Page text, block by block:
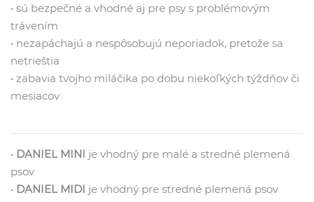
• sú bezpečné a vhodné aj pre psy s problémovým
trávením
• nezapáchajú a nespôsobujú neporiadok, pretože sa
netrieštia
• zabavia tvojho miláčika po dobu niekoľkých týždňov či
mesiacov
• DANIEL MINI je vhodný pre malé a stredné plemená
psov
• DANIEL MIDI je vhodný pre stredné plemená psov